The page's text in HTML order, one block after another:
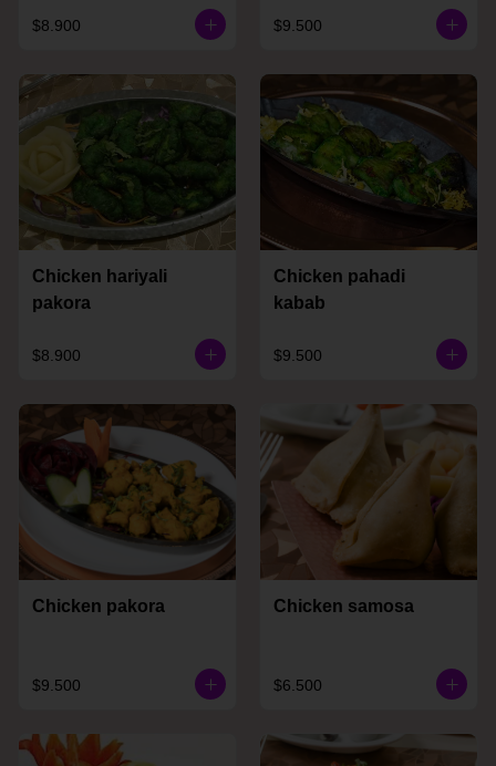
$8.900 $9.500
Chicken hariyali
pakora
$8.900
Chicken pahadi
kabab
$9.500
Chicken pakora
$9.500
Chicken samosa
$6.500